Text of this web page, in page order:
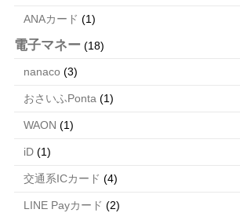
ANAカード (1)
電子マネー (18)
nanaco (3)
おさいふPonta (1)
WAON (1)
iD(1)
交通系ICカード (4)
LINE Payカード (2)